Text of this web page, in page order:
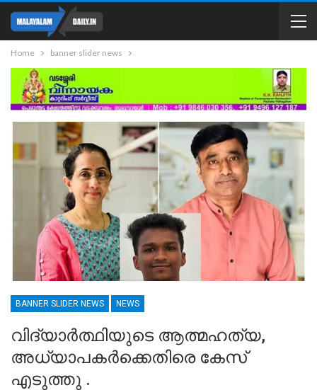
Home banner slider news
BANNER SLIDER NEWS NEWS
വിദ്യാർത്ഥിയുടെ ആത്മഹത്യ,
അധ്യാപകർക്കെതിരെ കേസ്
എടുത്തു .